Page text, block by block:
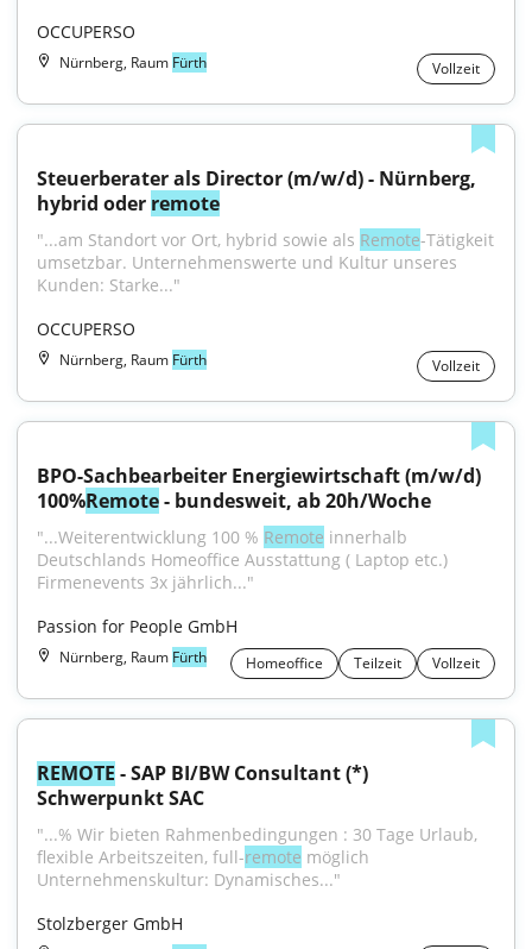
OCCUPERSO
Nürnberg, Raum Fürth Vollzeit
Steuerberater als Director (m/w/d) - Nürnberg,
hybrid oder remote
"...am Standort vor Ort, hybrid sowie als Remote-Tätigkeit
umsetzbar. Unternehmenswerte und Kultur unseres
Kunden: Starke..."
OCCUPERSO
Nürnberg, Raum Fürth Vollzeit
BPO-Sachbearbeiter Energiewirtschaft (m/w/d)
100%Remote - bundesweit, ab 20h/Woche
"...Weiterentwicklung 100 % Remote innerhalb
Deutschlands Homeoffice Ausstattung ( Laptop etc.)
Firmenevents 3x jährlich..."
Passion for People GmbH
Nürnberg, Raum Fürth Homeoffice Teilzeit Vollzeit
REMOTE - SAP BI/BW Consultant (*)
Schwerpunkt SAC
"...% Wir bieten Rahmenbedingungen : 30 Tage Urlaub,
flexible Arbeitszeiten, full-remote möglich
Unternehmenskultur: Dynamisches..."
Stolzberger GmbH